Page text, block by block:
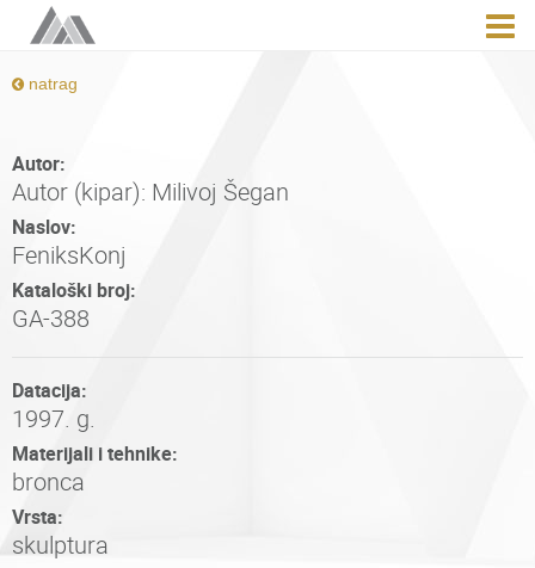
natrag
Autor:
Autor (kipar): Milivoj Šegan
Naslov:
FeniksKonj
Kataloški broj:
GA-388
Datacija:
1997. g.
Materijali i tehnike:
bronca
Vrsta:
skulptura